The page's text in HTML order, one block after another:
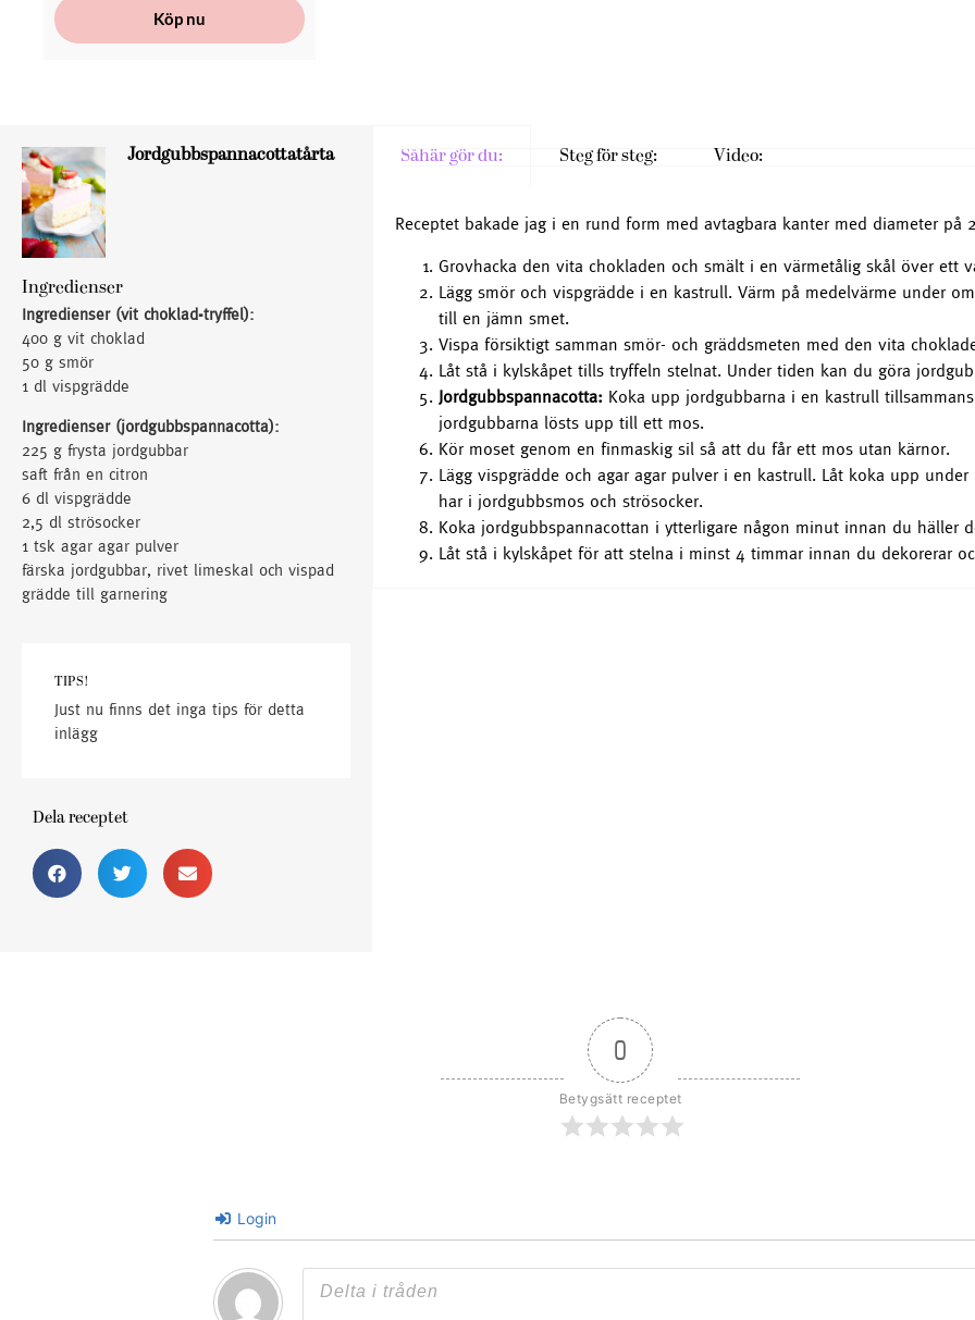
Köp nu
Jordgubbspannacottatårta
Ingredienser
Ingredienser (vit choklad-tryffel):
400 g vit choklad
50 g smör
1 dl vispgrädde
Ingredienser (jordgubbspannacotta):
225 g frysta jordgubbar
saft från en citron
6 dl vispgrädde
2,5 dl strösocker
1 tsk agar agar pulver
färska jordgubbar, rivet limeskal och vispad
grädde till garnering
TIPS!
Just nu finns det inga tips för detta
inlägg
Dela receptet
Såhär gör du: Steg för steg: Video:
Receptet bakade jag i en rund form med avtagbara kanter med diameter på
Grovhacka den vita chokladen och smält i en värmetålig skål över ett
Lägg smör och vispgrädde i en kastrull. Värm på medelvärme under
till en jämn smet.
Vispa försiktigt samman smör- och gräddsmeten med den vita
Låt stå i kylskåpet tills tryffeln stelnat. Under tiden kan du göra
Jordgubbspannacotta: Koka upp jordgubbarna i en kastrull
jordgubbarna lösts upp till ett mos.
Kör moset genom en finmaskig sil så att du får ett mos utan kärnor.
Lägg vispgrädde och agar agar pulver i en kastrull. Låt koka upp
har i jordgubbsmos och strösocker.
Koka jordgubbspannacottan i ytterligare någon minut innan du häller
Låt stå i kylskåpet för att stelna i minst 4 timmar innan du dekorerar
0
Betygsätt receptet
Login